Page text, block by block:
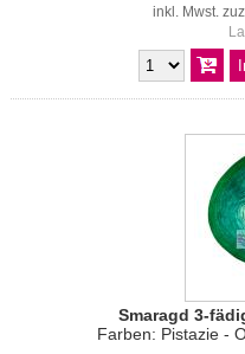
inkl. Mwst.
Smaragd 3-
Farben: Pistazie -